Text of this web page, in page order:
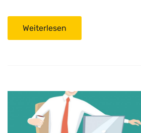
Weiterlesen